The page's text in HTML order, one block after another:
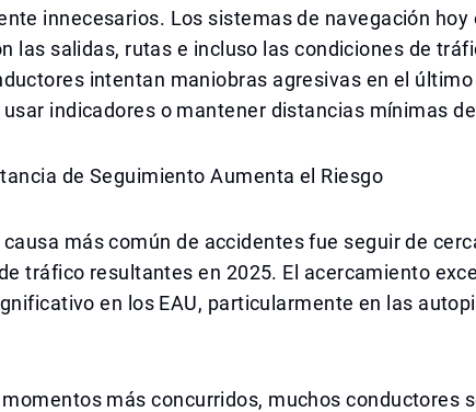
innecesarios. Los sistemas de navegación hoy
las salidas, rutas e incluso las condiciones de
intentan maniobras agresivas en el último
indicadores o mantener distancias mínimas
de Seguimiento Aumenta el Riesgo
más común de accidentes fue seguir de
tráfico resultantes en 2025. El acercamiento
en los EAU, particularmente en las
más concurridos, muchos conductores